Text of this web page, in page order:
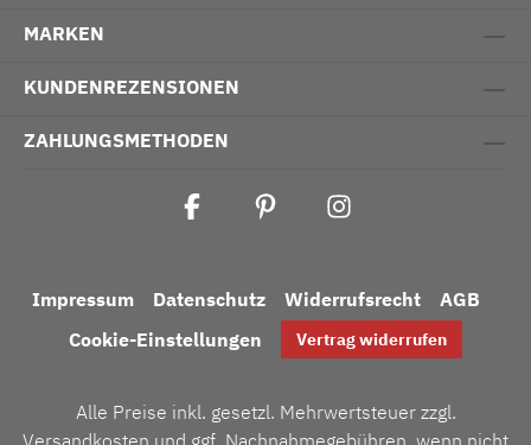
MARKEN
KUNDENREZENSIONEN
ZAHLUNGSMETHODEN
Impressum Datenschutz Widerrufsrecht
AGB
Cookie-Einstellungen
Vertrag widerrufen
Alle Preise inkl. gesetzl. Mehrwertsteuer zzgl.
Versandkosten und ggf. Nachnahmegebühren, wenn nicht